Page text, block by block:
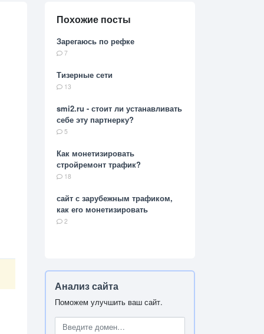
Похожие посты
Зарегаюсь по рефке
7
Тизерные сети
13
smi2.ru - стоит ли устанавливать
себе эту партнерку?
5
Как монетизировать
стройремонт трафик?
18
сайт с зарубежным трафиком,
как его монетизировать
2
Анализ сайта
Поможем улучшить ваш сайт.